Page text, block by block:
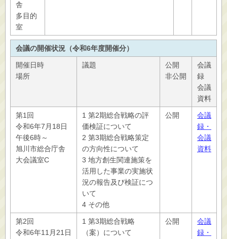
舎
多目的
室
会議の開催状況（令和6年度開催分）
開催日時
場所
議題
公開
非公開
会議
録
会議
資料
第1回
令和6年7月18日
午後6時～
旭川市総合庁舎
大会議室C
1 第2期総合戦略の評
価検証について
2 第3期総合戦略策定
の方向性について
3 地方創生関連施策を
活用した事業の実施状
況の報告及び検証につ
いて
4 その他
公開
会議
録・
会議
資料
第2回
令和6年11月21日
1 第3期総合戦略
（案）について
公開
会議
録・